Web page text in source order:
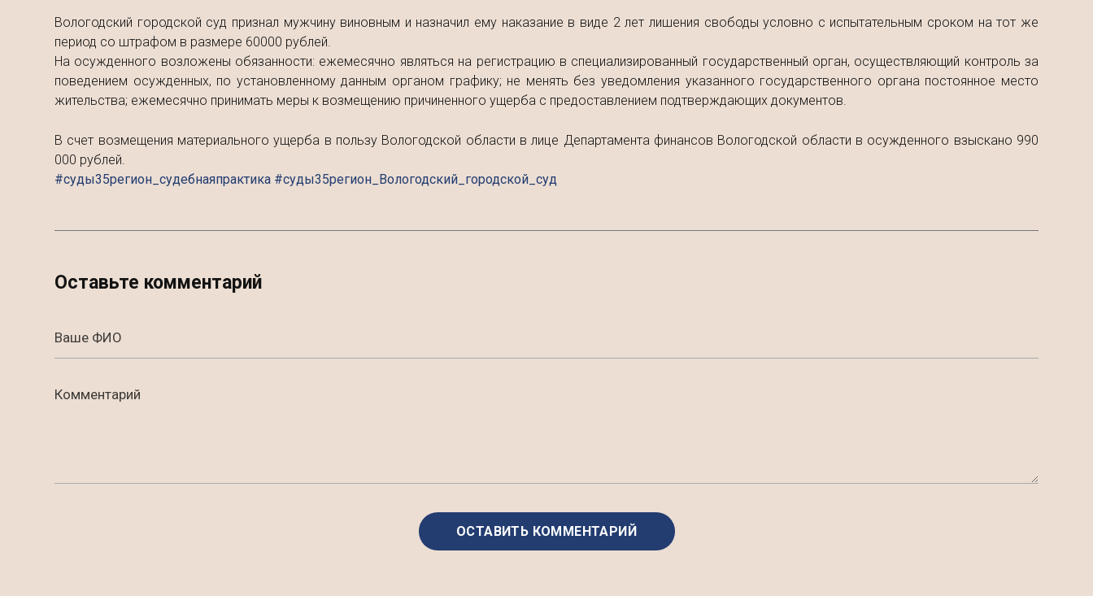
Вологодский городской суд признал мужчину виновным и назначил ему наказание в виде 2 лет лишения свободы условно с испытательным сроком на тот же
период со штрафом в размере 60000 рублей.
На осужденного возложены обязанности: ежемесячно являться на регистрацию в специализированный государственный орган, осуществляющий контроль за
поведением осужденных, по установленному данным органом графику; не менять без уведомления указанного государственного органа постоянное место
жительства; ежемесячно принимать меры к возмещению причиненного ущерба с предоставлением подтверждающих документов.
В счет возмещения материального ущерба в пользу Вологодской области в лице Департамента финансов Вологодской области в осужденного взыскано 990
000 рублей.
#суды35регион_судебнаяпрактика #суды35регион_Вологодский_городской_суд
Оставьте комментарий